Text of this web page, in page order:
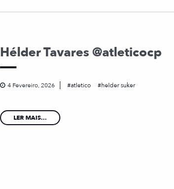
Hélder Tavares @atleticocp
4 Fevereiro, 2026 atletico helder suker
LER MAIS...